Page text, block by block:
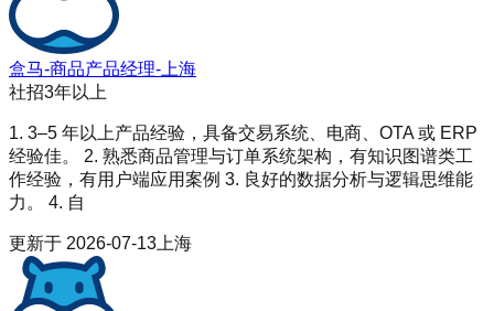
盒马-商品产品经理-上海
社招3年以上
1. 3–5 年以上产品经验，具备交易系统、电商、OTA 或 ERP
经验佳。 2. 熟悉商品管理与订单系统架构，有知识图谱类工
作经验，有用户端应用案例 3. 良好的数据分析与逻辑思维能
力。 4. 自
更新于 2026-07-13 上海